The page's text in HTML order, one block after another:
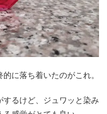
に落ち着いたのがこれ。
するけど、ジュワッと染み